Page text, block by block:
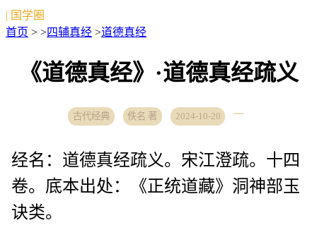
| 国学圈
首页 > >四辅真经 >道德真经
《道德真经》·道德真经疏义
古代经典 佚名 著 2024-10-20
经名：道德真经疏义。宋江澄疏。十四
卷。底本出处：《正统道藏》洞神部玉
诀类。